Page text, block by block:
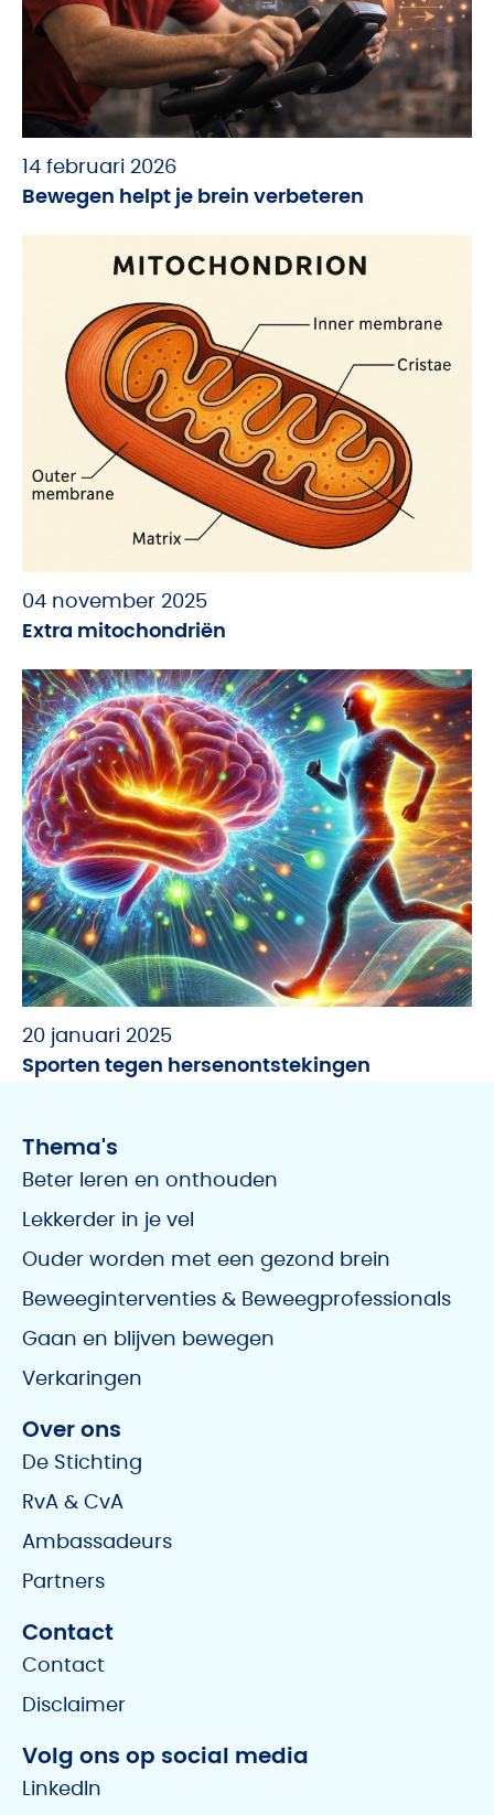
14 februari 2026
Bewegen helpt je brein verbeteren
04 november 2025
Extra mitochondriën
20 januari 2025
Sporten tegen hersenontstekingen
Thema's
Beter leren en onthouden
Lekkerder in je vel
Ouder worden met een gezond brein
Beweeginterventies & Beweegprofessionals
Gaan en blijven bewegen
Verkaringen
Over ons
De Stichting
RvA & CvA
Ambassadeurs
Partners
Contact
Contact
Disclaimer
Volg ons op social media
LinkedIn